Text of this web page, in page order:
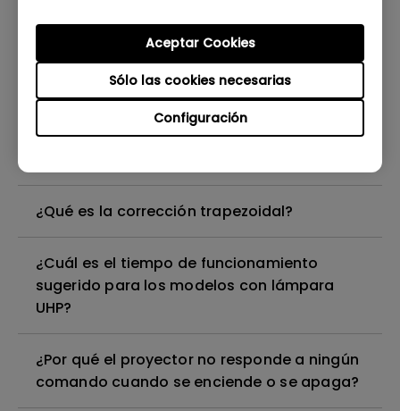
Configuración
Sólo las cookies necesarias
Aceptar Cookies
¿Cómo puedo corregir la curva de imagen
que aparece en la parte superior de la
imagen proyectada?
¿Cuál es la longitud máxima del cable HDMI
¿Qué es la corrección trapezoidal?
¿Cuál es el tiempo de funcionamiento
sugerido para los modelos con lámpara
UHP?
¿Por qué el proyector no responde a ningún
comando cuando se enciende o se apaga?